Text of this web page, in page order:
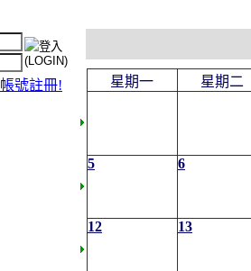
帳號註冊!
星期一 星期二
5 6
12 13